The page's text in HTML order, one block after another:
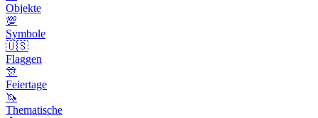
Objekte
💯
Symbole
🇺🇸
Flaggen
🎊
Feiertage
🦄
Thematische